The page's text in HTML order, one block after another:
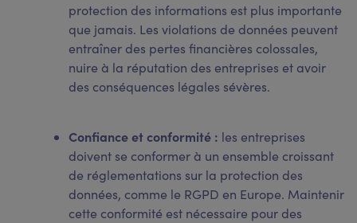
protection des informations est plus importante
que jamais. Les violations de données peuvent
entraîner des pertes financières colossales,
nuire à la réputation des entreprises et avoir
des conséquences légales sévères.
Confiance et conformité : les entreprises
doivent se conformer à un ensemble croissant
de réglementations sur la protection des
données, comme le RGPD en Europe. Maintenir
cette conformité est nécessaire pour des